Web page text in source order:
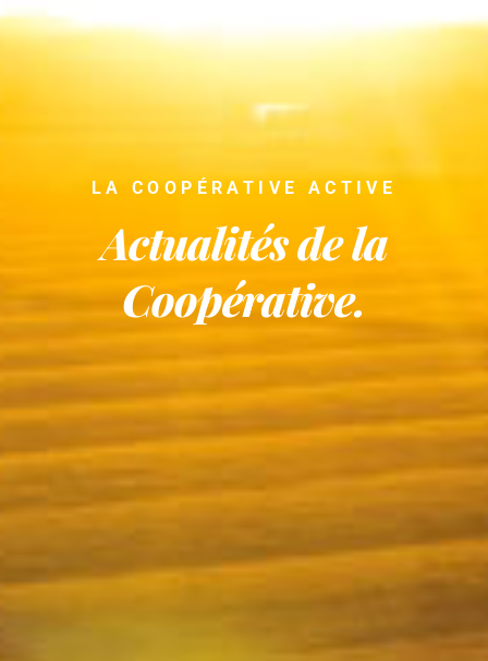
LA COOPÉRATIVE ACTIVE
Actualités de la
Coopérative.